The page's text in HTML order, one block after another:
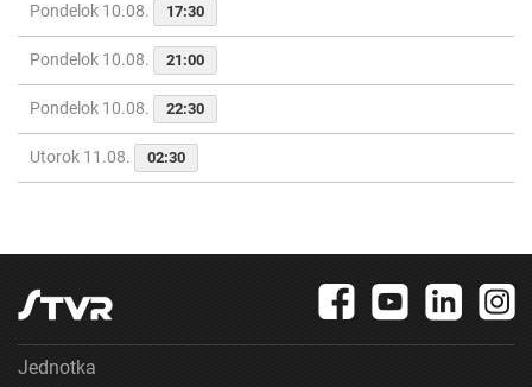
Pondelok 10.08. 17:30
Pondelok 10.08. 21:00
Pondelok 10.08. 22:30
Utorok 11.08. 02:30
Jednotka